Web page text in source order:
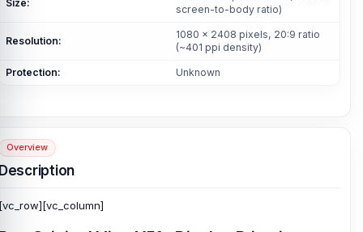
Size:
screen-to-body ratio)
Resolution:
1080 x 2408 pixels, 20:9 ratio
(~401 ppi density)
Protection: Unknown
Overview